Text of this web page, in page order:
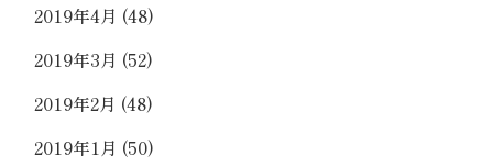
2019年4月 (48)
2019年3月 (52)
2019年2月 (48)
2019年1月 (50)